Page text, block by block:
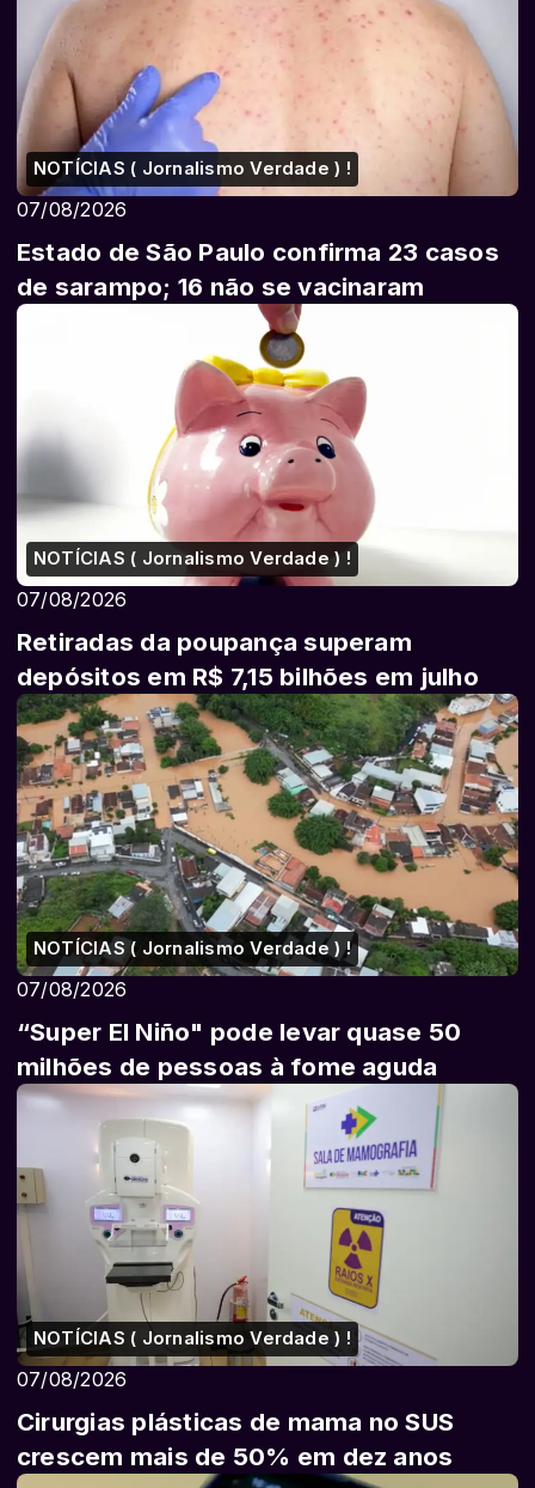
NOTÍCIAS ( Jornalismo Verdade ) !
07/08/2026
Estado de São Paulo confirma 23 casos
de sarampo; 16 não se vacinaram
NOTÍCIAS ( Jornalismo Verdade ) !
07/08/2026
Retiradas da poupança superam
depósitos em R$ 7,15 bilhões em julho
NOTÍCIAS ( Jornalismo Verdade ) !
07/08/2026
“Super El Niño" pode levar quase 50
milhões de pessoas à fome aguda
NOTÍCIAS ( Jornalismo Verdade ) !
07/08/2026
Cirurgias plásticas de mama no SUS
crescem mais de 50% em dez anos